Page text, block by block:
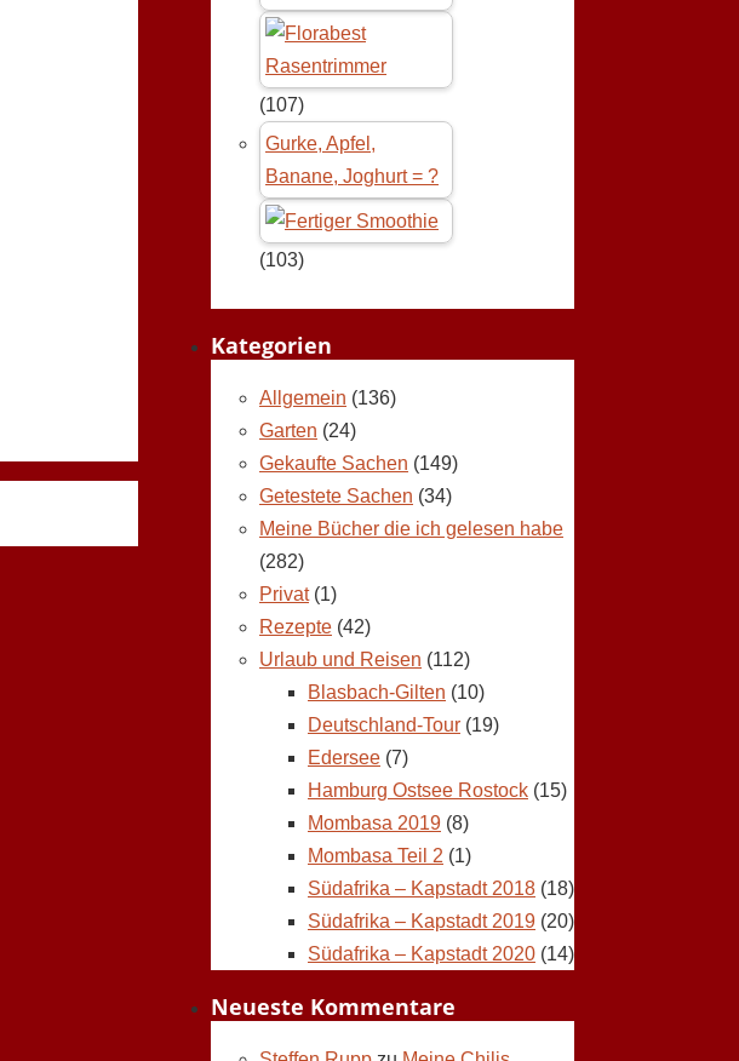
(107)
Gurke, Apfel,
Banane, Joghurt = ?
(103)
Kategorien
Allgemein (136)
Garten (24)
Gekaufte Sachen (149)
Getestete Sachen (34)
Meine Bücher die ich gelesen habe
(282)
Privat(1)
Rezepte (42)
Urlaub und Reisen (112)
Blasbach-Gilten (10)
Deutschland-Tour (19)
Edersee (7)
Hamburg Ostsee Rostock (15)
Mombasa 2019 (8)
Mombasa Teil 2 (1)
Südafrika – Kapstadt 2018 (18)
Südafrika – Kapstadt 2019 (20)
Südafrika – Kapstadt 2020 (14)
Neueste Kommentare